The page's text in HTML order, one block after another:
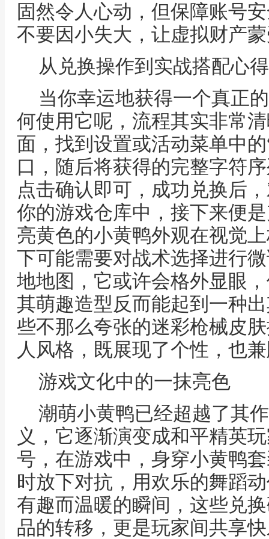
固然令人心动，但保障账号
不要因小失大，让虚拟财产
从兑换操作到实战搭配心得
当你幸运地获得一个真正
何使用它呢，流程其实非常
面，找到设置或活动菜单中
口，随后将获得的完整字符
点击确认即可，成功兑换后
你的游戏仓库中，接下来便
亮黄色的小黄鸭外观在视觉
下可能需要对战术选择进行
地地图，它或许会格外显眼
其萌趣造型反而能起到一种
些不那么夸张的迷彩枪械皮
人风格，既展现了个性，也
游戏文化中的一抹亮色
潮萌小黄鸭已经超越了其
义，它逐渐演变成和平精英
号，在游戏中，身穿小黄鸭
时放下对抗，用欢乐的舞蹈
有趣而温暖的瞬间，这些兑
品的转移，更是玩家间共享